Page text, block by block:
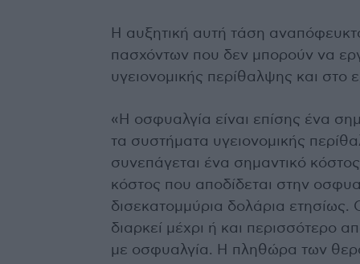
Η αυξητική αυτή τάση
πασχόντων που δεν μπορούν να
υγειονομικής περίθαλψης και στο
«Η οσφυαλγία είναι επίσης ένα
τα συστήματα υγειονομικής
συνεπάγεται ένα σημαντικό
κόστος που αποδίδεται στην
δισεκατομμύρια δολάρια
διαρκεί μέχρι ή και περισσότερο
με οσφυαλγία. Η πληθώρα των